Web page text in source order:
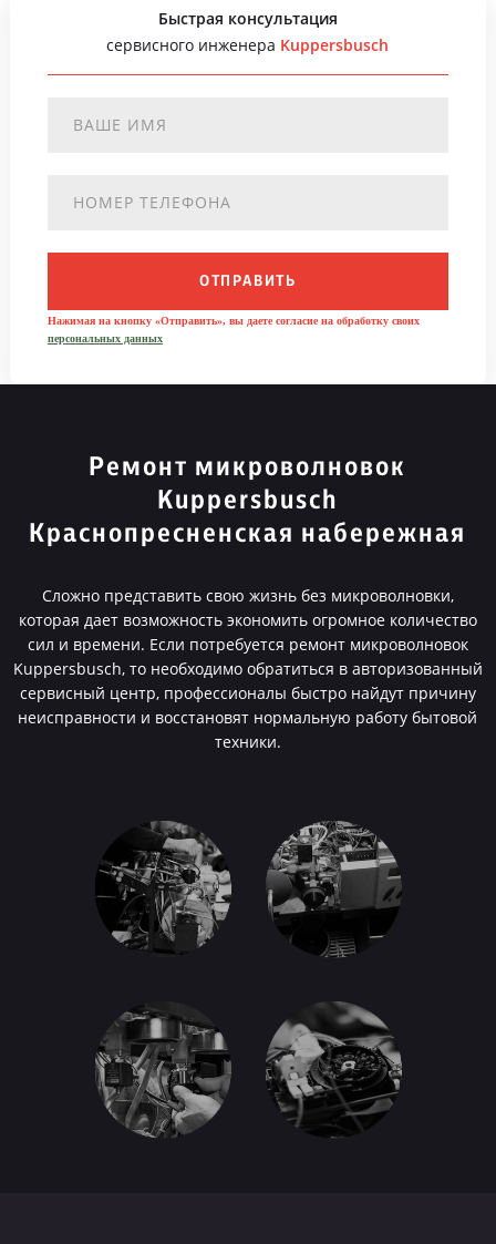
Быстрая консультация
сервисного инженера Kuppersbusch
ОТПРАВИТЬ
Нажимая на кнопку «Отправить», вы даете согласие на обработку своих
персональных данных
Ремонт микроволновок
Kuppersbusch
Краснопресненская набережная
Сложно представить свою жизнь без микроволновки,
которая дает возможность экономить огромное количество
сил и времени. Если потребуется ремонт микроволновок
Kuppersbusch, то необходимо обратиться в авторизованный
сервисный центр, профессионалы быстро найдут причину
неисправности и восстановят нормальную работу бытовой
техники.